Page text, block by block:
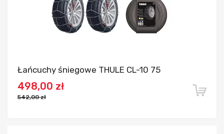
Łańcuchy śniegowe THULE CL-10 75
498,00 zł
542,00 zł